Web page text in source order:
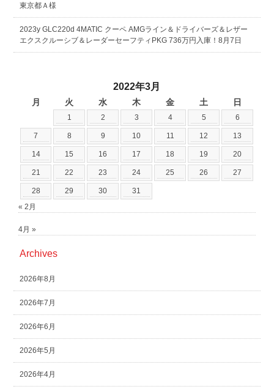
東京都Ａ様
2023y GLC220d 4MATIC クーペ AMGライン＆ドライバーズ＆レザー
エクスクルーシブ＆レーダーセーフティPKG 736万円入庫！8月7日
2022年3月
月 火 水 木 金 土 日
1 2 3 4 5 6
7 8 9 10 11 12 13
14 15 16 17 18 19 20
21 22 23 24 25 26 27
28 29 30
31
« 2月
4月 »
Archives
2026年8月
2026年7月
2026年6月
2026年5月
2026年4月